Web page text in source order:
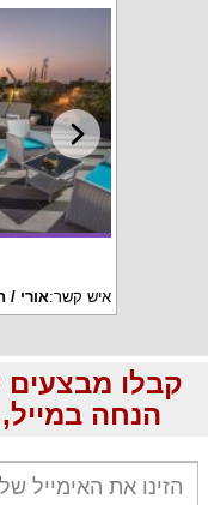
איש קשר:אורי /
הנחה